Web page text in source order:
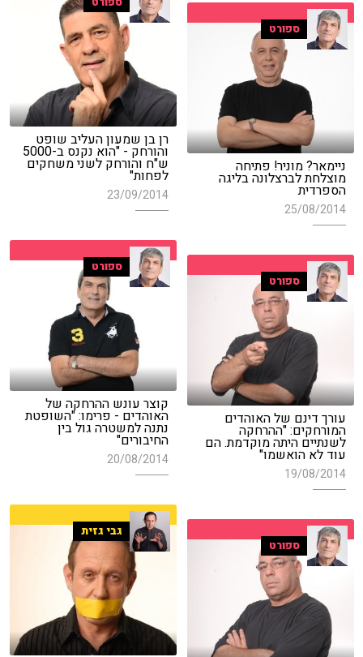
רן בן שמעון העליב שופט
והורחק - "הוא נקנס ב-5000
ש"ח והורחק לשני משחקים
לפחות"
23/09/2014
ספורט
ניימאר? מוניר! פתיחה
מוצלחת לברצלונה בליגה
הספרדית
25/08/2014
ספורט
קוצר עונש ההרחקה של
האוהדים - פרימו: "השופטת
נתנה למשטרה גול בין
החיבורים"
20/08/2014
ספורט
עורך דינם של האוהדים
המורחקים: "ההרחקה
לשנתיים היתה מוקדמת. הם
עוד לא הואשמו"
19/08/2014
גבי גזית
ספורט